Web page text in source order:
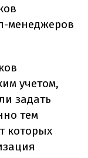
менеджеров
учетом,
задать
тем
которых